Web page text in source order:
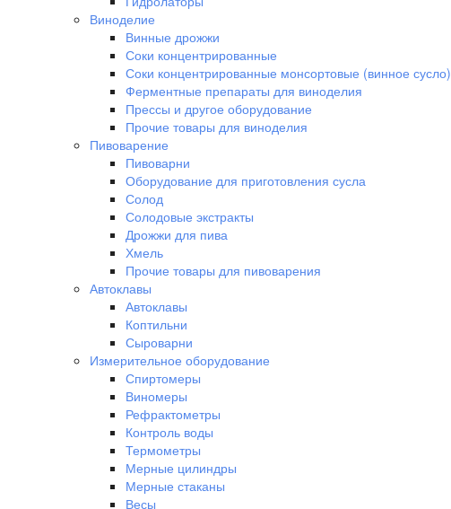
Виноделие
Винные дрожжи
Соки концентрированные
Соки концентрированные монсортовые (винное сусло)
Ферментные препараты для виноделия
Прессы и другое оборудование
Прочие товары для виноделия
Пивоварение
Пивоварни
Оборудование для приготовления сусла
Солод
Солодовые экстракты
Дрожжи для пива
Хмель
Прочие товары для пивоварения
Автоклавы
Автоклавы
Коптильни
Сыроварни
Измерительное оборудование
Спиртомеры
Виномеры
Рефрактометры
Контроль воды
Термометры
Мерные цилиндры
Мерные стаканы
Весы